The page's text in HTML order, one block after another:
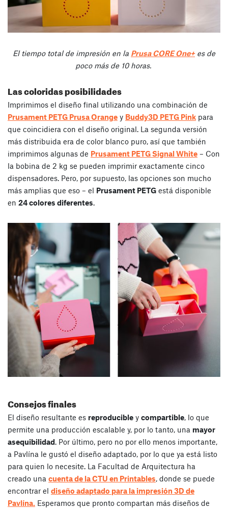
El tiempo total de impresión en la Prusa CORE One+es de
poco más de 10 horas.
Las coloridas posibilidades
Imprimimos el diseño final utilizando una combinación de
Prusament PETG Prusa Orange y Buddy3D PETG Pink para
que coincidiera con el diseño original. La segunda versión
más distribuida era de color blanco puro, así que también
imprimimos algunas de Prusament PETG Signal White – Con
la bobina de 2 kg se pueden imprimir exactamente cinco
dispensadores. Pero, por supuesto, las opciones son mucho
más amplias que eso – el Prusament PETG está disponible
en 24 colores diferentes.
Consejos finales
El diseño resultante es reproducible y compartible, lo que
permite una producción escalable y, por lo tanto, una mayor
asequibilidad. Por último, pero no por ello menos importante,
a Pavlína le gustó el diseño adaptado, por lo que ya está listo
para quien lo necesite. La Facultad de Arquitectura ha
creado una cuenta de la CTU en Printables, donde se puede
encontrar el diseño adaptado para la impresión 3D de
Pavlína. Esperamos que pronto compartan más diseños de